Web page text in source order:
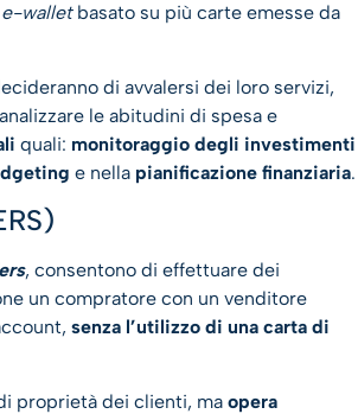
e-walletbasato su più carte emesse da
di avvalersi dei loro servizi,
le abitudini di spesa e
quali: monitoraggio degli investimenti
e nella pianificazione finanziaria.
, consentono di effettuare dei
un compratore con un venditore
senza l’utilizzo di una carta di
proprietà dei clienti, ma opera